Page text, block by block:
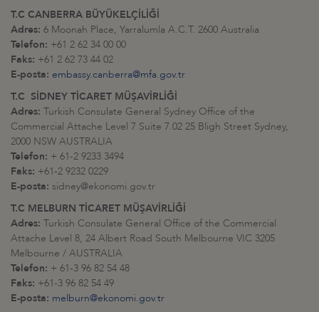
T.C CANBERRA BÜYÜKELÇİLİĞİ
Adres: 6 Moonah Place, Yarralumla A.C.T. 2600 Australia
Telefon: +61 2 62 34 00 00
Faks: +61 2 62 73 44 02
E-posta: embassy.canberra@mfa.gov.tr
T.C SİDNEY TİCARET MÜŞAVİRLİĞİ
Adres: Turkish Consulate General Sydney Office of the
Commercial Attache Level 7 Suite 7.02 25 Bligh Street Sydney,
2000 NSW AUSTRALIA
Telefon: + 61-2 9233 3494
Faks: +61-2 9232 0229
E-posta: sidney@ekonomi.gov.tr
T.C MELBURN TİCARET MÜŞAVİRLİĞİ
Adres: Turkish Consulate General Office of the Commercial
Attache Level 8, 24 Albert Road South Melbourne VIC 3205
Melbourne / AUSTRALIA
Telefon: + 61-3 96 82 54 48
Faks: +61-3 96 82 54 49
E-posta: melburn@ekonomi.gov.tr